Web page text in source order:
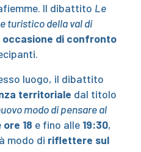
Il dibattito Le
turistico della val di
occasione di confronto
luogo, il dibattito
territoriale dal titolo
modo di pensare al
ore 18 e fino alle 19:30,
modo di riflettere sul